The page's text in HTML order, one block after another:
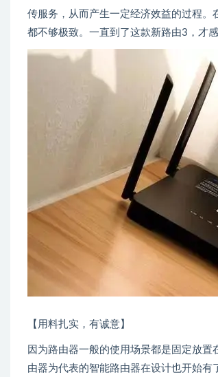
传服务，从而产生一定经济效益的过程
都不够极致。一直到了这款新路由3，才
【用料扎实，有诚意】
因为路由器一般的使用场景都是固定放
由器为代表的智能路由器在设计也开始